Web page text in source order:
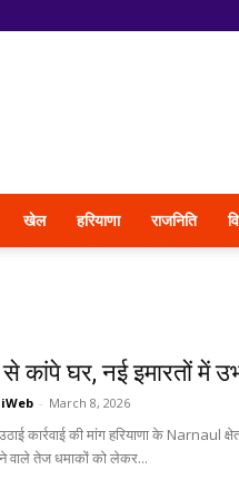
खेल हरियाणा राजनिति
कांपे घर, नई इमारतों में
- March 8, 2026
कार्रवाई की मांग हरियाणा के Narnaul
वाले तेज धमाकों को लेकर...